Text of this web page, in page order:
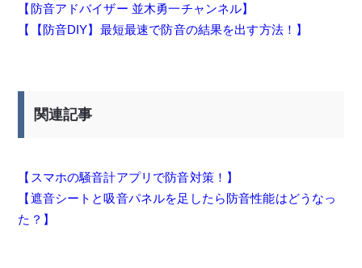
【防音アドバイザー 並木勇一チャンネル】
【【防音DIY】最短最速で防音の結果を出す方法！】
関連記事
【スマホの騒音計アプリで防音対策！】
【遮音シートと吸音パネルを足したら防音性能はどうなっ
た？】